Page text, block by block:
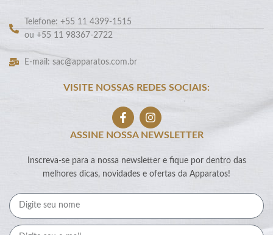
Telefone: +55 11 4399-1515
ou +55 11 98367-2722
E-mail: sac@apparatos.com.br
VISITE NOSSAS REDES SOCIAIS:
ASSINE NOSSA NEWSLETTER
Inscreva-se para a nossa newsletter e fique por dentro das
melhores dicas, novidades e ofertas da Apparatos!